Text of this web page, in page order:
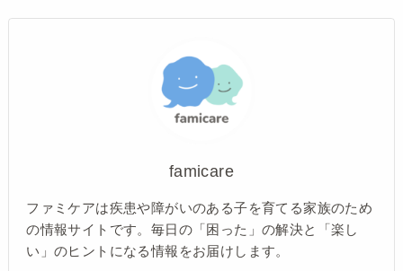
famicare
ファミケアは疾患や障がいのある子を育てる家族のため
の情報サイトです。毎日の「困った」の解決と「楽し
い」のヒントになる情報をお届けします。